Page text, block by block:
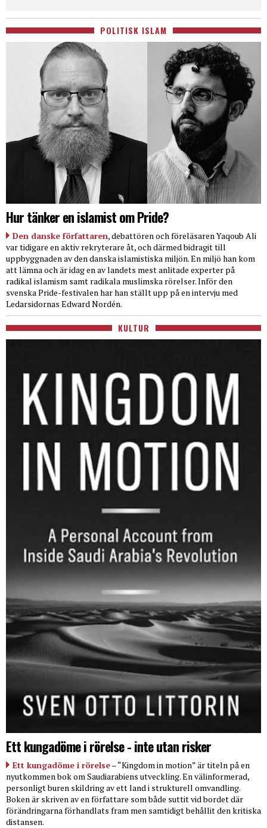
POLITISK ISLAM
Hur tänker en islamist om Pride?
Den danske författaren, debattören och föreläsaren Yaqoub Ali
var tidigare en aktiv rekryterare åt, och därmed bidragit till
uppbyggnaden av den danska islamistiska miljön. En miljö han kom
att lämna och är idag en av landets mest anlitade experter på
radikal islamism samt radikala muslimska rörelser. Inför den
svenska Pride-festivalen har han ställt upp på en intervju med
Ledarsidornas Edward Nordén.
KULTUR
Ett kungadöme i rörelse - inte utan risker
Ett kungadöme i rörelse– “Kingdom in motion” är titeln på en
nyutkommen bok om Saudiarabiens utveckling. En välinformerad,
personligt buren skildring av ett land i strukturell omvandling.
Boken är skriven av en författare som både suttit vid bordet där
förändringarna förhandlats fram men samtidigt behållit den kritiska
distansen.